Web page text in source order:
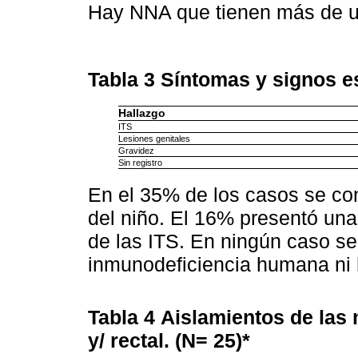
Hay NNA que tienen más de
Tabla 3 Síntomas y signos
Hallazgo
ITS
Lesiones genitales
Gravidez
Sin registro
En el 35% de los casos se
del niño. El 16% presentó
de las ITS. En ningún caso
inmunodeficiencia humana ni
Tabla 4 Aislamientos de las
y/ rectal. (N= 25)*